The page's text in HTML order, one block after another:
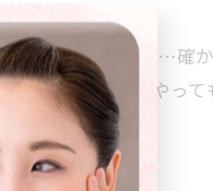
質問がありますが…確
といって、「今やっ